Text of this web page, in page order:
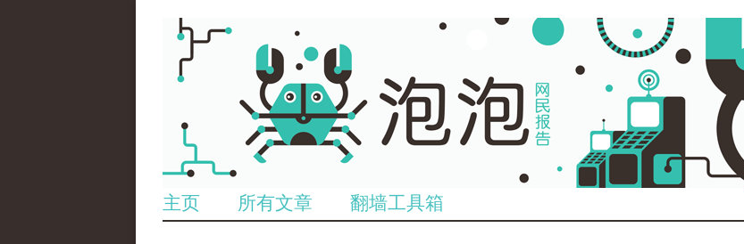
主页 所有文章 翻墙工具箱